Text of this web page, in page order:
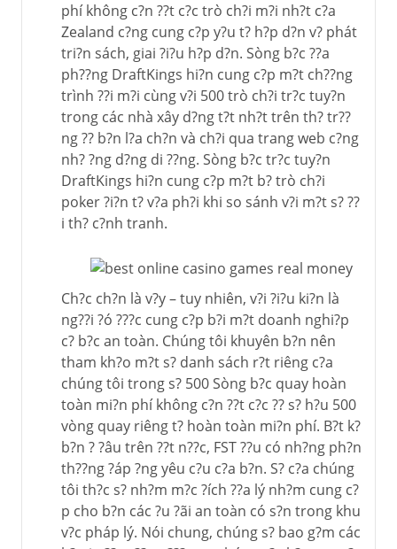
phí không c?n ??t c?c trò ch?i m?i nh?t c?a
Zealand c?ng cung c?p y?u t? h?p d?n v? phát
tri?n sách, giai ?i?u h?p d?n. Sòng b?c ??a
ph??ng DraftKings hi?n cung c?p m?t ch??ng
trình ??i m?i cùng v?i 500 trò ch?i tr?c tuy?n
trong các nhà xây d?ng t?t nh?t trên th? tr??
ng ?? b?n l?a ch?n và ch?i qua trang web c?ng
nh? ?ng d?ng di ??ng. Sòng b?c tr?c tuy?n
DraftKings hi?n cung c?p m?t b? trò ch?i
poker ?i?n t? v?a ph?i khi so sánh v?i m?t s? ??
i th? c?nh tranh.
Ch?c ch?n là v?y – tuy nhiên, v?i ?i?u ki?n là
ng??i ?ó ???c cung c?p b?i m?t doanh nghi?p
c? b?c an toàn. Chúng tôi khuyên b?n nên
tham kh?o m?t s? danh sách r?t riêng c?a
chúng tôi trong s? 500 Sòng b?c quay hoàn
toàn mi?n phí không c?n ??t c?c ?? s? h?u 500
vòng quay riêng t? hoàn toàn mi?n phí. B?t k?
b?n ? ?âu trên ??t n??c, FST ??u có nh?ng ph?n
th??ng ?áp ?ng yêu c?u c?a b?n. S? c?a chúng
tôi th?c s? nh?m m?c ?ích ??a lý nh?m cung c?
p cho b?n các ?u ?ãi an toàn có s?n trong khu
v?c pháp lý. Nói chung, chúng s? bao g?m các